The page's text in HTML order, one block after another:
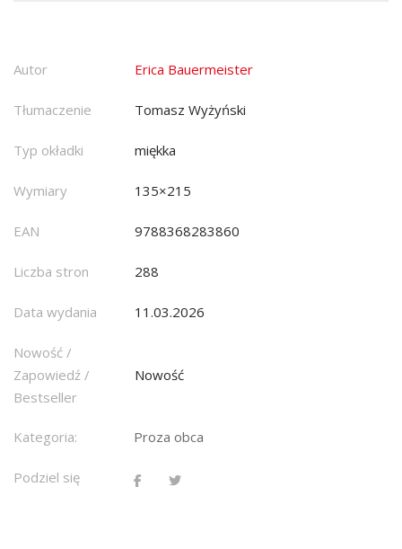
Autor Erica Bauermeister
Tłumaczenie Tomasz Wyżyński
Typ okładki miękka
Wymiary 135×215
EAN 9788368283860
Liczba stron 288
Data wydania 11.03.2026
Nowość /
Zapowiedź /
Bestseller
Nowość
Kategoria: Proza obca
Podziel się